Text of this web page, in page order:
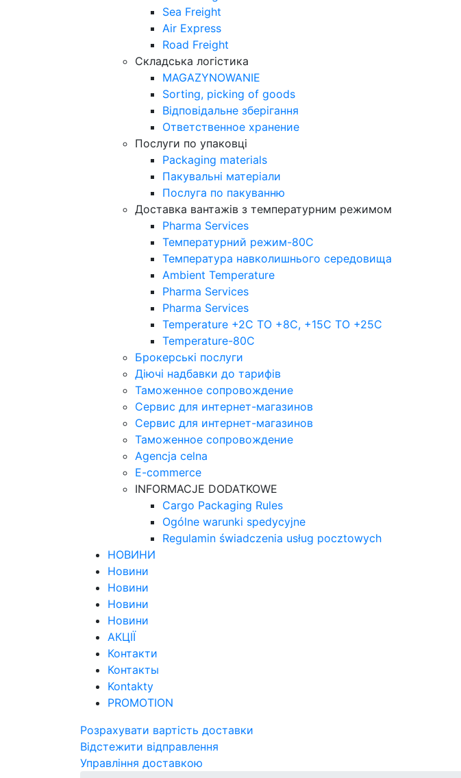
Sea Freight
Air Express
Road Freight
Складська логістика
MAGAZYNOWANIE
Sorting, picking of goods
Відповідальне зберігання
Ответственное хранение
Послуги по упаковці
Packaging materials
Пакувальнi матерiали
Послуга по пакуванню
Доставка вантажів з температурним режимом
Pharma Services
Температурний режим-80С
Температура навколишнього середовища
Ambient Temperature
Pharma Services
Pharma Services
Temperature +2C TO +8С, +15C TO +25С
Temperature-80С
Брокерські послуги
Діючі надбавки до тарифів
Таможенное сопровождение
Сервис для интернет-магазинов
Сервис для интернет-магазинов
Таможенное сопровождение
Agencja celna
E-commerce
INFORMACJE DODATKOWE
Cargo Packaging Rules
Ogólne warunki spedycyjne
Regulamin świadczenia usług pocztowych
НОВИНИ
Новини
Новини
Новини
Новини
АКЦІЇ
Контакти
Контакты
Kontakty
PROMOTION
Розрахувати вартість доставки
Відстежити відправлення
Управління доставкою